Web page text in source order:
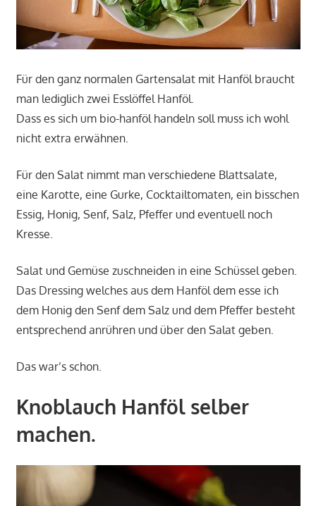
Für den ganz normalen Gartensalat mit Hanföl braucht
man lediglich zwei Esslöffel Hanföl.
Dass es sich um bio-hanföl handeln soll muss ich wohl
nicht extra erwähnen.
Für den Salat nimmt man verschiedene Blattsalate,
eine Karotte, eine Gurke, Cocktailtomaten, ein bisschen
Essig, Honig, Senf, Salz, Pfeffer und eventuell noch
Kresse.
Salat und Gemüse zuschneiden in eine Schüssel geben.
Das Dressing welches aus dem Hanföl dem esse ich
dem Honig den Senf dem Salz und dem Pfeffer besteht
entsprechend anrühren und über den Salat geben.
Das war’s schon.
Knoblauch Hanföl selber
machen.